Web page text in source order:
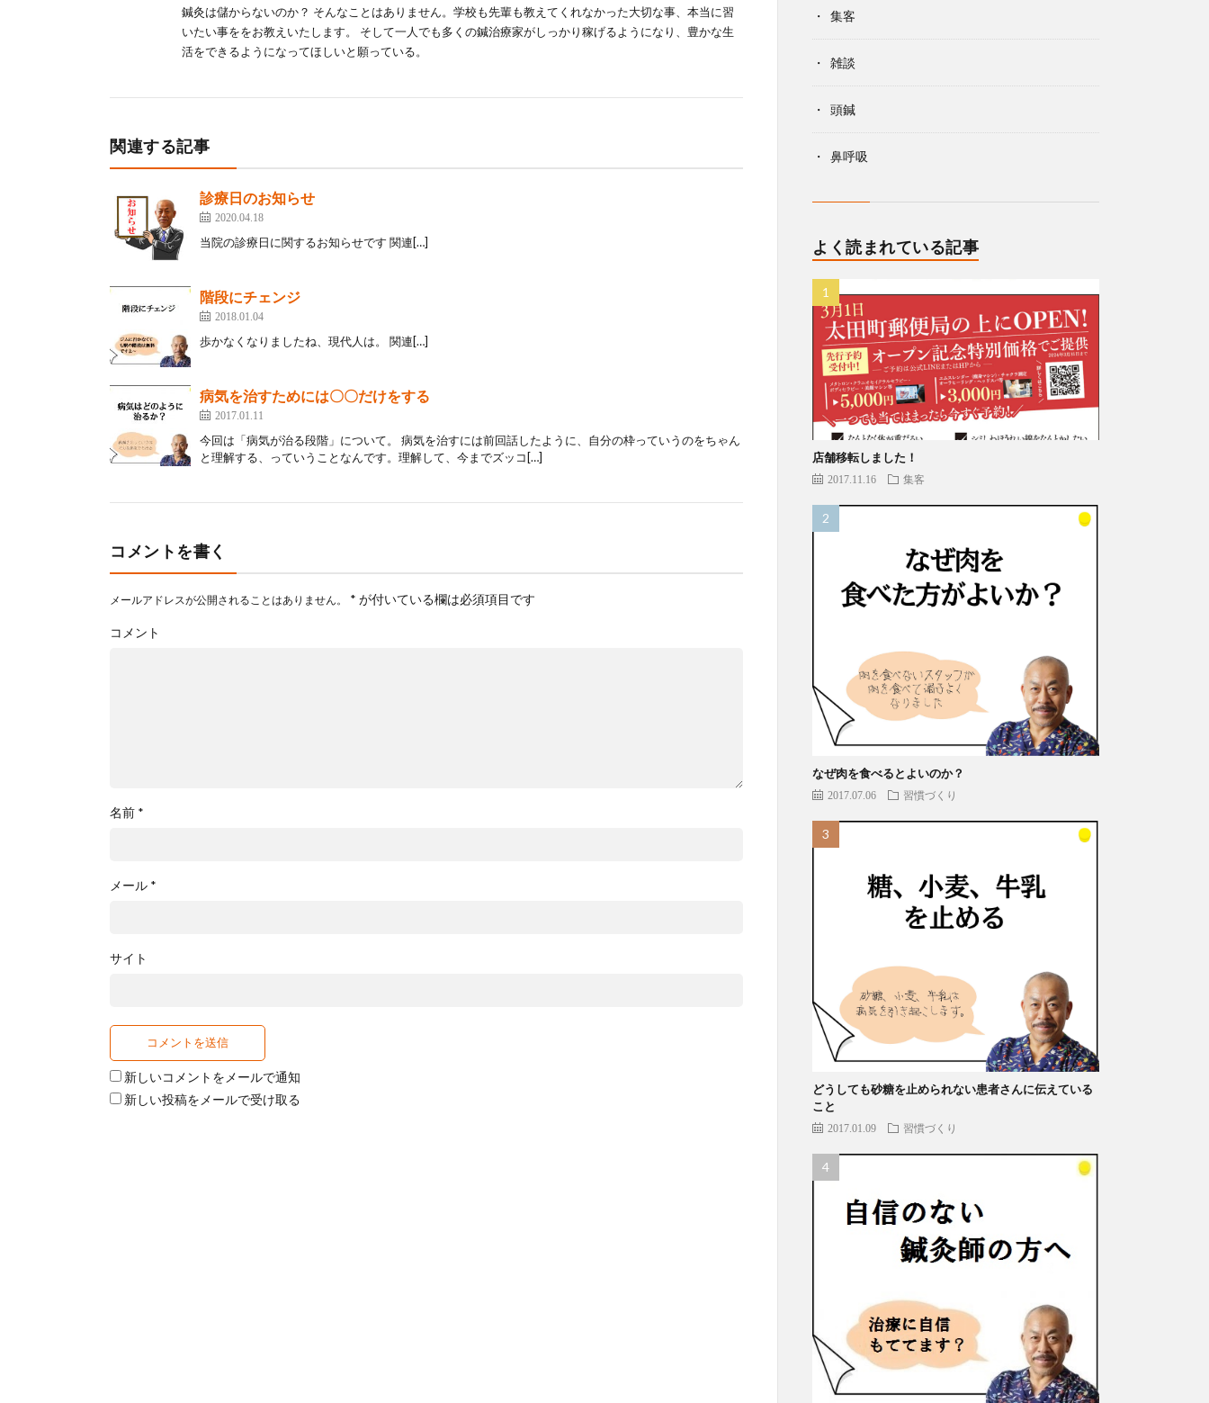
鍼灸は儲からないのか？ そんなことはありません。学校も先輩も教えてくれなかった大切な事、本当に習
いたい事ををお教えいたします。 そして一人でも多くの鍼治療家がしっかり稼げるようになり、豊かな生
活をできるようになってほしいと願っている。
関連する記事
診療日のお知らせ
2020.04.18
当院の診療日に関するお知らせです 関連[…]
階段にチェンジ
2018.01.04
歩かなくなりましたね、現代人は。 関連[…]
病気を治すためには〇〇だけをする
2017.01.11
今回は「病気が治る段階」について。 病気を治すには前回話したように、自分の枠っていうのをちゃん
と理解する、っていうことなんです。理解して、今までズッコ[…]
コメントを書く
メールアドレスが公開されることはありません。 * が付いている欄は必須項目です
コメント
名前 *
メール *
サイト
新しいコメントをメールで通知
新しい投稿をメールで受け取る
集客
雑談
頭鍼
鼻呼吸
よく読まれている記事
店舗移転しました！
2017.11.16 集客
なぜ肉を食べるとよいのか？
2017.07.06 習慣づくり
どうしても砂糖を止められない患者さんに伝えている
こと
2017.01.09 習慣づくり